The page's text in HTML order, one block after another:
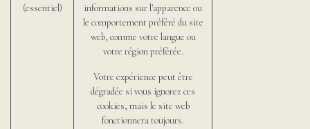
(essentiel)
informations sur l'apparence ou
le comportement préféré du site
web, comme votre langue ou
votre région préférée.
Votre expérience peut être
dégradée si vous ignorez ces
cookies, mais le site web
fonctionnera toujours.